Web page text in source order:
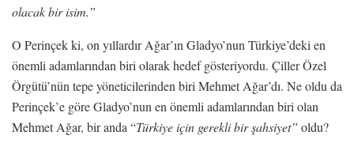
olacak bir isim.”
O Perinçek ki, on yıllardır Ağar’ın Gladyo’nun Türkiye’deki en
önemli adamlarından biri olarak hedef gösteriyordu. Çiller Özel
Örgütü’nün tepe yöneticilerinden biri Mehmet Ağar’dı. Ne oldu da
Perinçek’e göre Gladyo’nun en önemli adamlarından biri olan
Mehmet Ağar, bir anda “Türkiye için gerekli bir şahsiyet” oldu?